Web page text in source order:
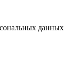
данных